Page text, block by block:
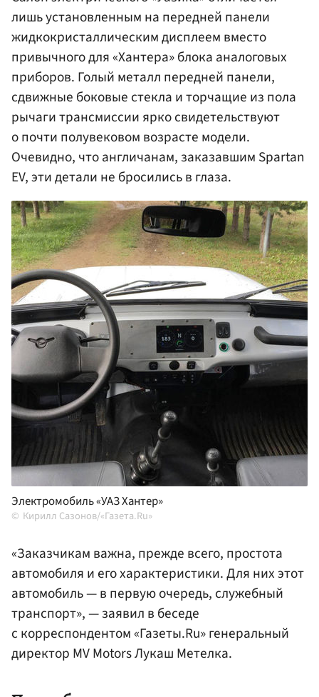
лишь установленным на передней панели
жидкокристаллическим дисплеем вместо
привычного для «Хантера» блока аналоговых
приборов. Голый металл передней панели,
сдвижные боковые стекла и торчащие из пола
рычаги трансмиссии ярко свидетельствуют
о почти полувековом возрасте модели.
Очевидно, что англичанам, заказавшим Spartan
EV, эти детали не бросились в глаза.
Электромобиль «УАЗ Хантер»
Кирилл Сазонов/«Газета.Ru»
«Заказчикам важна, прежде всего, простота
автомобиля и его характеристики. Для них этот
автомобиль — в первую очередь, служебный
транспорт», — заявил в беседе
с корреспондентом «Газеты.Ru» генеральный
директор MV Motors Лукаш Метелка.